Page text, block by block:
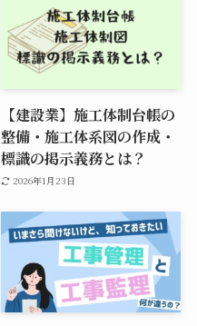
【建設業】施工体制台帳の
整備・施工体系図の作成・
標識の掲示義務とは？
2026年1月23日